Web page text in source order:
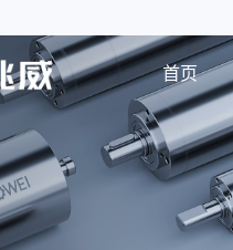
首页
骨科手术创面